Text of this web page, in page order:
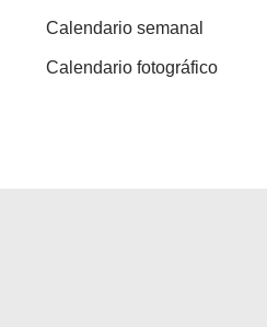
Calendario semanal
Calendario fotográfico